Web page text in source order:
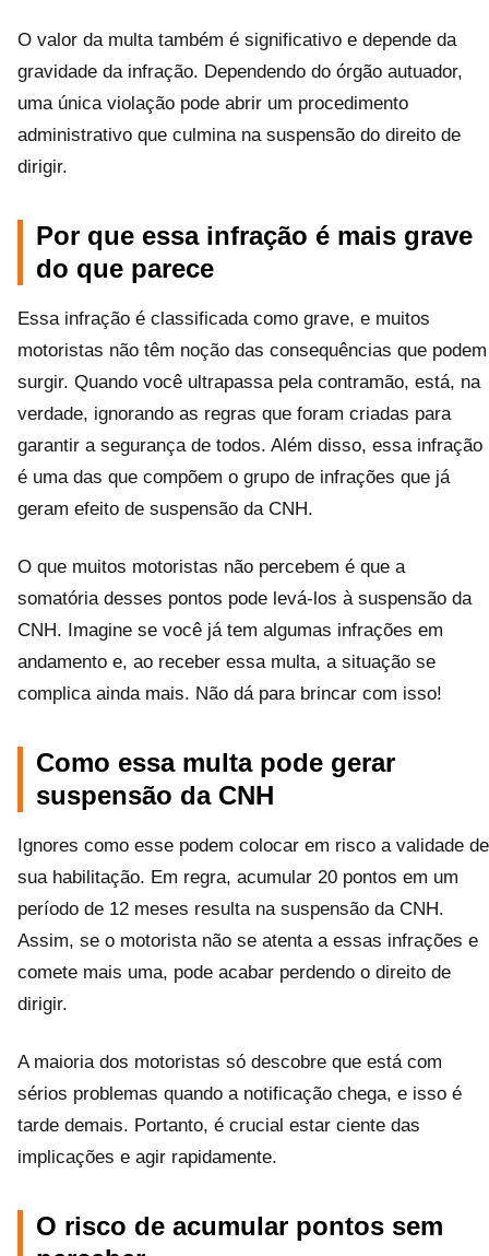
O valor da multa também é significativo e depende da
gravidade da infração. Dependendo do órgão autuador,
uma única violação pode abrir um procedimento
administrativo que culmina na suspensão do direito de
dirigir.
Por que essa infração é mais grave
do que parece
Essa infração é classificada como grave, e muitos
motoristas não têm noção das consequências que podem
surgir. Quando você ultrapassa pela contramão, está, na
verdade, ignorando as regras que foram criadas para
garantir a segurança de todos. Além disso, essa infração
é uma das que compõem o grupo de infrações que já
geram efeito de suspensão da CNH.
O que muitos motoristas não percebem é que a
somatória desses pontos pode levá-los à suspensão da
CNH. Imagine se você já tem algumas infrações em
andamento e, ao receber essa multa, a situação se
complica ainda mais. Não dá para brincar com isso!
Como essa multa pode gerar
suspensão da CNH
Ignores como esse podem colocar em risco a validade de
sua habilitação. Em regra, acumular 20 pontos em um
período de 12 meses resulta na suspensão da CNH.
Assim, se o motorista não se atenta a essas infrações e
comete mais uma, pode acabar perdendo o direito de
dirigir.
A maioria dos motoristas só descobre que está com
sérios problemas quando a notificação chega, e isso é
tarde demais. Portanto, é crucial estar ciente das
implicações e agir rapidamente.
O risco de acumular pontos sem